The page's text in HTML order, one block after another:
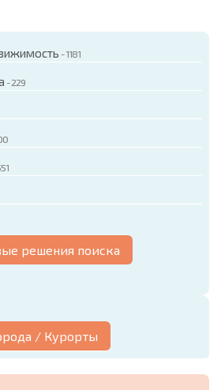
- 1181
- 229
решения поиска
/ Курорты